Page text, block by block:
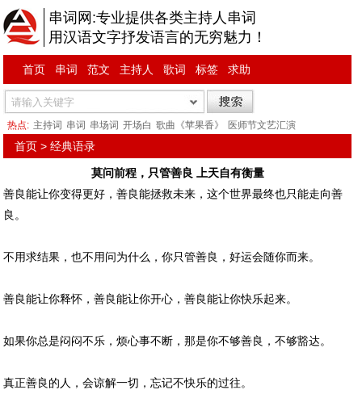
串词网:专业提供各类主持人串词
用汉语文字抒发语言的无穷魅力！
首页 串词 范文 主持人 歌词 标签 求助
热点: 主持词 串词 串场词 开场白 歌曲《苹果香》 医师节文艺汇演
首页 >经典语录
莫问前程，只管善良 上天自有衡量
善良能让你变得更好，善良能拯救未来，这个世界最终也只能走向善
良。
不用求结果，也不用问为什么，你只管善良，好运会随你而来。
善良能让你释怀，善良能让你开心，善良能让你快乐起来。
如果你总是闷闷不乐，烦心事不断，那是你不够善良，不够豁达。
真正善良的人，会谅解一切，忘记不快乐的过往。